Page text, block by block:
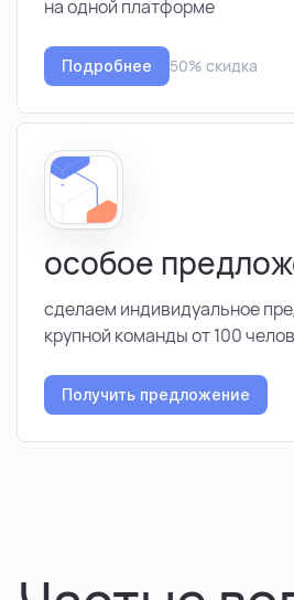
на одной платформе
Подробнее 50% скидка
особое
сделаем индивидуальное
крупной команды от 100
Получить предложение